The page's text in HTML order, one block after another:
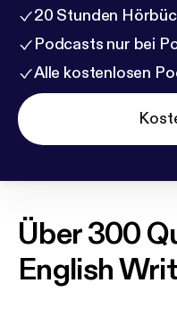
20 Stunden
Podcasts nur bei
Alle kostenlosen
Über300
English